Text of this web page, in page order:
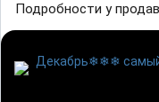
Подробности у